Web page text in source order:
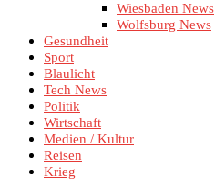
Wiesbaden News
Wolfsburg News
Gesundheit
Sport
Blaulicht
Tech News
Politik
Wirtschaft
Medien / Kultur
Reisen
Krieg